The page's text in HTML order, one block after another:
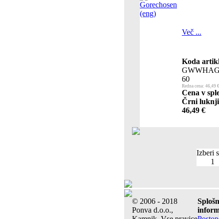
Več ...
Koda
60
Redna cena: 46,49 €
Cena v
Črni
46,49 €
Izberi
1
© 2006 - 2018
Ponva d.o.o.,